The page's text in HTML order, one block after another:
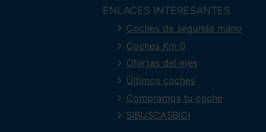
ENLACES INTERESANTES
Coches de segunda mano
Coches Km 0
Ofertas del mes
Últimos coches
Compramos tu coche
SIBUSCASBICI